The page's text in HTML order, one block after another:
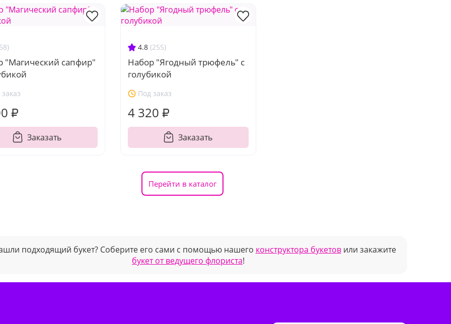
"Магический сапфир"
₽
Заказать
4.8 (255)
Набор "Ягодный трюфель" с
голубикой
Под заказ
4 320 ₽
Заказать
Перейти в каталог
подходящий букет? Соберите его сами с помощью нашего конструктора букетовили закажите
букет от ведущего флориста!